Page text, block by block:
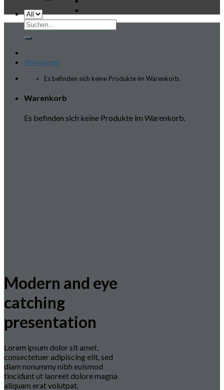
Suchen
nach:
Anmelden
Es befinden sich keine Produkte im Warenkorb.
Warenkorb
Es befinden sich keine Produkte im Warenkorb.
Modern and eye
catching
presentation
Lorem ipsum dolor sit amet,
consectetuer adipiscing elit, sed
diam nonummy nibh euismod
tincidunt ut laoreet dolore magna
aliquam erat volutpat.